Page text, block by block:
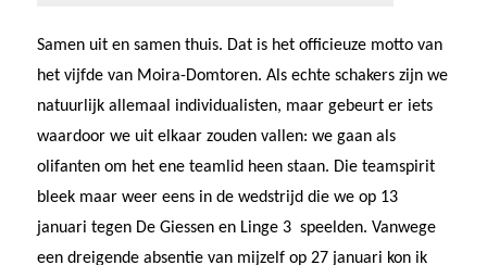
Samen uit en samen thuis. Dat is het officieuze motto van
het vijfde van Moira-Domtoren. Als echte schakers zijn we
natuurlijk allemaal individualisten, maar gebeurt er iets
waardoor we uit elkaar zou­den vallen: we gaan als
olifanten om het ene teamlid heen staan. Die teamspirit
bleek maar weer eens in de wedstrijd die we op 13
januari tegen De Giessen en Linge 3 speelden. Vanwege
een drei­gende absentie van mijzelf op 27 januari kon ik